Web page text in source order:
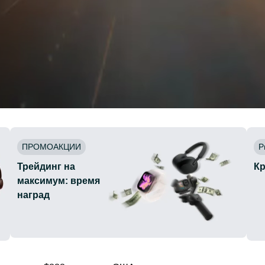
ПРОМОАКЦИИ
Трейдинг на
максимум: время
наград